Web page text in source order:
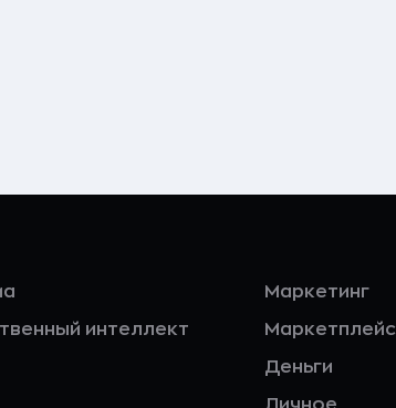
интеллект
Маркетинг
Деньги
Личное